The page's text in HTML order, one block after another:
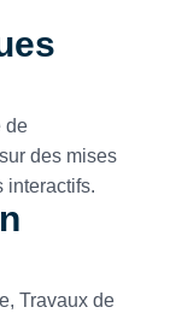
de
des mises
interactifs.
Travaux de